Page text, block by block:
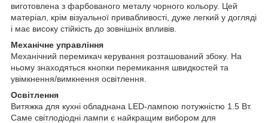
виготовлена з фарбованого металу чорного кольору. Цей
матеріал, крім візуальної привабливості, дуже легкий у догляді
і має високу стійкість до зовнішніх впливів.
Механічне управління
Механічний перемикач керування розташований збоку. На
ньому знаходяться кнопки перемикання швидкостей та
увімкнення/вимкнення освітлення.
Освітлення
Витяжка для кухні обладнана LED-лампою потужністю 1.5 Вт.
Саме світлодіодні лампи є найкращим вибором для